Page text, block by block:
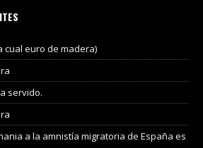
cual euro de madera)
servido.
a la amnistía migratoria de España es